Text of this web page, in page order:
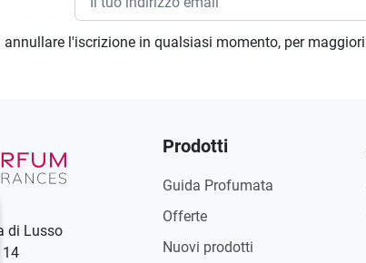
annullare l'iscrizione in qualsiasi momento, per
di Lusso
14
Prodotti
Guida Profumata
Offerte
Nuovi prodotti